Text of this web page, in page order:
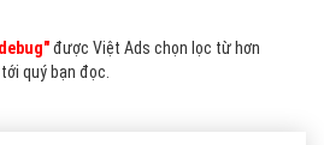
được Việt Ads chọn lọc từ hơn
quý bạn đọc.